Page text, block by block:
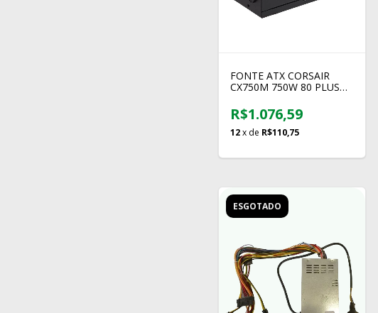
FONTE ATX CORSAIR
CX750M 750W 80 PLUS
R$1.076,59
12x de R$110,75
ESGOTADO